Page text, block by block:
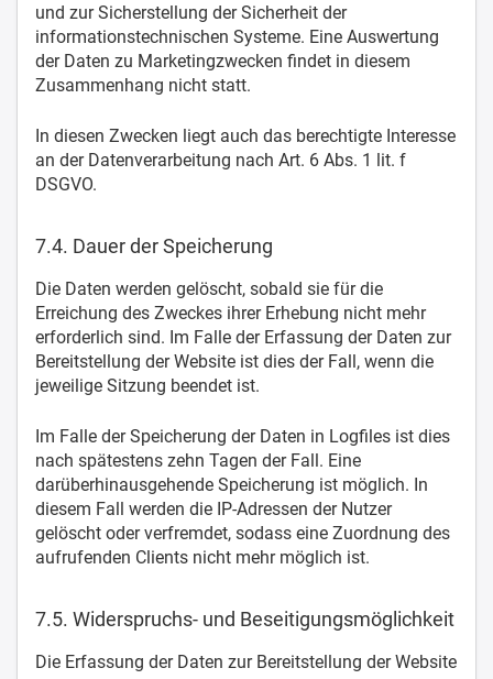
und zur Sicherstellung der Sicherheit der
informationstechnischen Systeme. Eine Auswertung
der Daten zu Marketingzwecken findet in diesem
Zusammenhang nicht statt.
In diesen Zwecken liegt auch das berechtigte Interesse
an der Datenverarbeitung nach Art. 6 Abs. 1 lit. f
DSGVO.
7.4. Dauer der Speicherung
Die Daten werden gelöscht, sobald sie für die
Erreichung des Zweckes ihrer Erhebung nicht mehr
erforderlich sind. Im Falle der Erfassung der Daten zur
Bereitstellung der Website ist dies der Fall, wenn die
jeweilige Sitzung beendet ist.
Im Falle der Speicherung der Daten in Logfiles ist dies
nach spätestens zehn Tagen der Fall. Eine
darüberhinausgehende Speicherung ist möglich. In
diesem Fall werden die IP-Adressen der Nutzer
gelöscht oder verfremdet, sodass eine Zuordnung des
aufrufenden Clients nicht mehr möglich ist.
7.5. Widerspruchs- und Beseitigungsmöglichkeit
Die Erfassung der Daten zur Bereitstellung der Website